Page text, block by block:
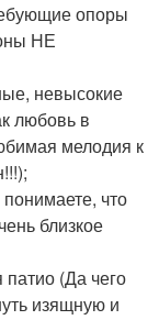
опоры
НЕ
невысокие
любовь в
мелодия к
что
близкое
(Да чего
изящную и